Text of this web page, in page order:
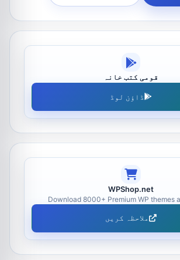
قومی کتب خانہ
ڈاؤن لوڈ
WPShop.net
Download 8000+ Premium WP themes
ملاحظہ کریں